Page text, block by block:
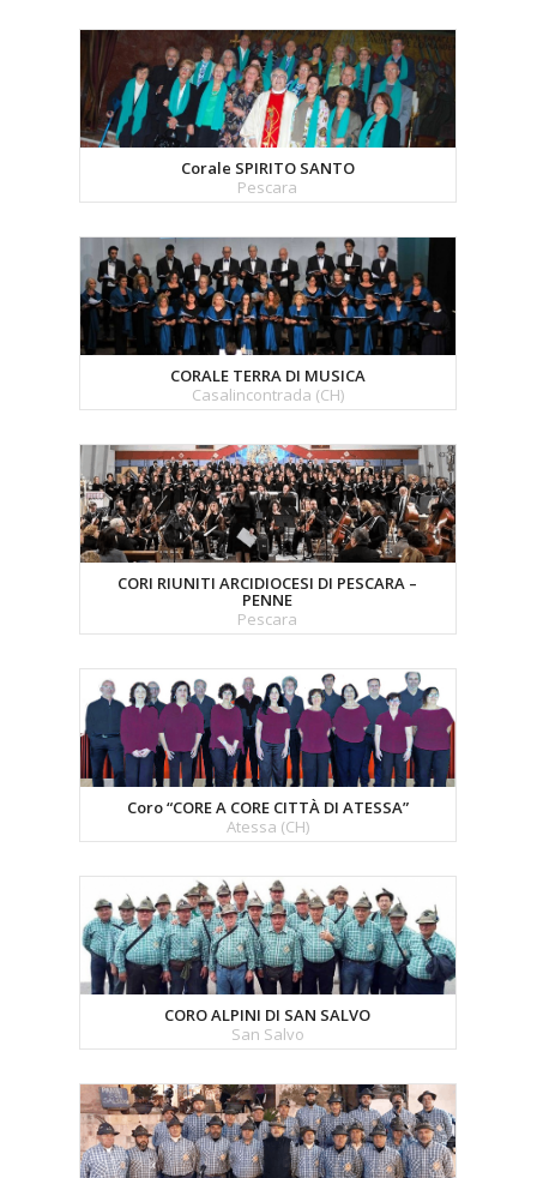
Corale SPIRITO SANTO
Pescara
CORALE TERRA DI MUSICA
Casalincontrada (CH)
CORI RIUNITI ARCIDIOCESI DI PESCARA –
PENNE
Pescara
Coro “CORE A CORE CITTÀ DI ATESSA”
Atessa (CH)
CORO ALPINI DI SAN SALVO
San Salvo